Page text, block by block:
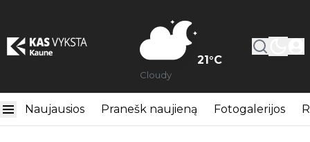
21°C
Cloudy
Naujausios Pranešk naujieną Fotogalerijos